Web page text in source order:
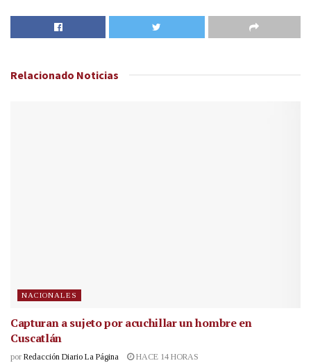
Relacionado Noticias
NACIONALES
Capturan a sujeto por acuchillar un hombre en
Cuscatlán
por Redacción Diario La Página HACE 14 HORAS